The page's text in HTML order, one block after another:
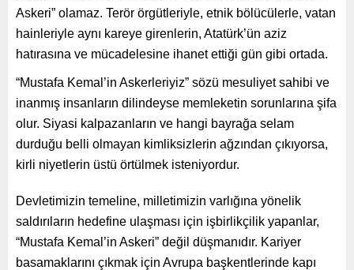
Askeri” olamaz. Terör örgütleriyle, etnik bölücülerle, vatan
hainleriyle aynı kareye girenlerin, Atatürk’ün aziz
hatırasına ve mücadelesine ihanet ettiği gün gibi ortada.
“Mustafa Kemal’in Askerleriyiz” sözü mesuliyet sahibi ve
inanmış insanların dilindeyse memleketin sorunlarına şifa
olur. Siyasi kalpazanların ve hangi bayrağa selam
durduğu belli olmayan kimliksizlerin ağzından çıkıyorsa,
kirli niyetlerin üstü örtülmek isteniyordur.
Devletimizin temeline, milletimizin varlığına yönelik
saldırıların hedefine ulaşması için işbirlikçilik yapanlar,
“Mustafa Kemal’in Askeri” değil düşmanıdır. Kariyer
basamaklarını çıkmak için Avrupa başkentlerinde kapı